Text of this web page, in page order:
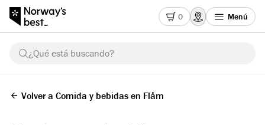
0 Menú
¿Qué está buscando?
Volver a Comida y bebidas en Flåm